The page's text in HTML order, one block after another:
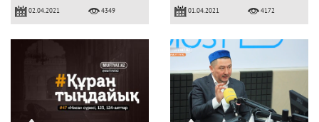
02.04.2021 4349 01.04.2021 4172